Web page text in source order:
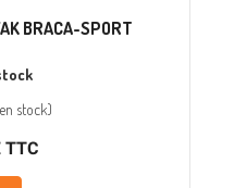
BRACA-SPORT
en stock)
TTC